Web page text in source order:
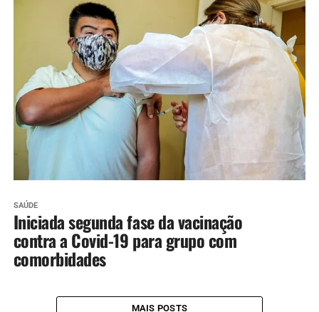
SAÚDE
Iniciada segunda fase da vacinação
contra a Covid-19 para grupo com
comorbidades
MAIS POSTS